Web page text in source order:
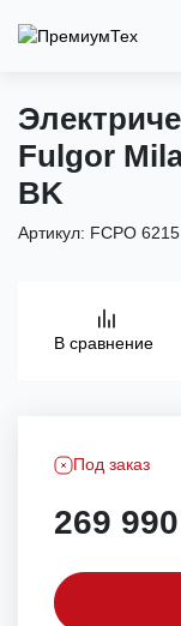
Fulgor
BK
Артикул: FCPO
В сравнение
Под заказ
269